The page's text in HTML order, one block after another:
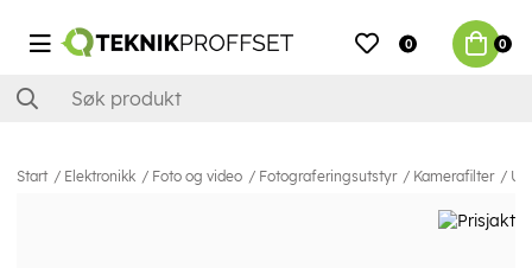
0 0
Start Elektronikk Foto og video Fotograferingsutstyr Kamerafilter